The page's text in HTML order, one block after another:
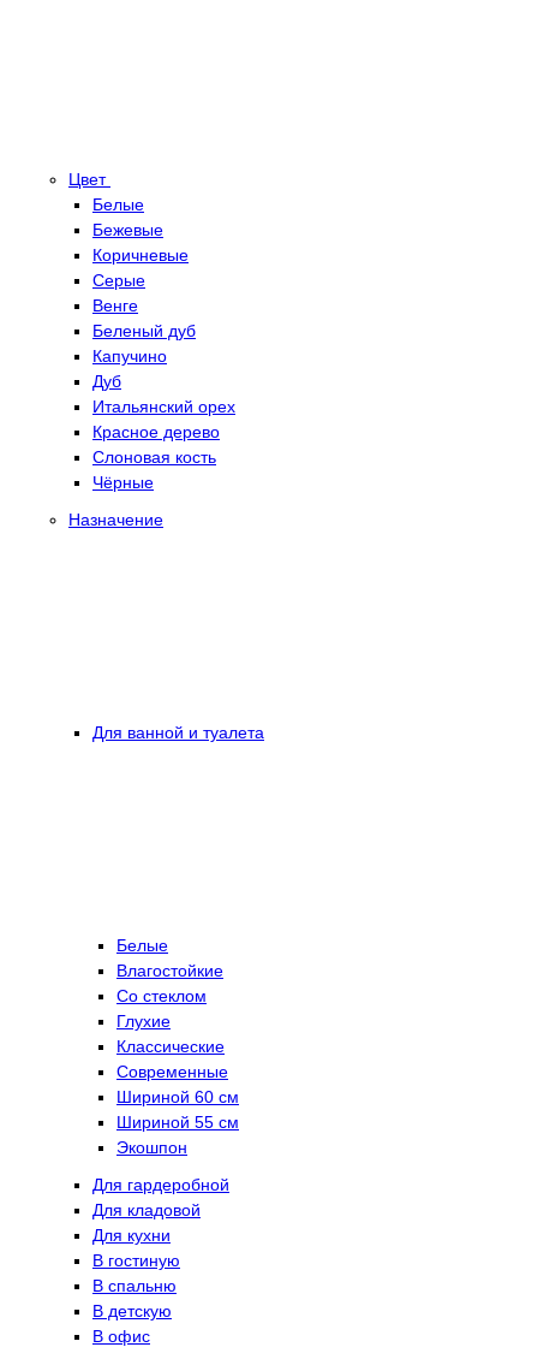
Цвет
Белые
Бежевые
Коричневые
Серые
Венге
Беленый дуб
Капучино
Дуб
Итальянский орех
Красное дерево
Слоновая кость
Чёрные
Назначение
Для ванной и туалета
Белые
Влагостойкие
Со стеклом
Глухие
Классические
Современные
Шириной 60 см
Шириной 55 см
Экошпон
Для гардеробной
Для кладовой
Для кухни
В гостиную
В спальню
В детскую
В офис